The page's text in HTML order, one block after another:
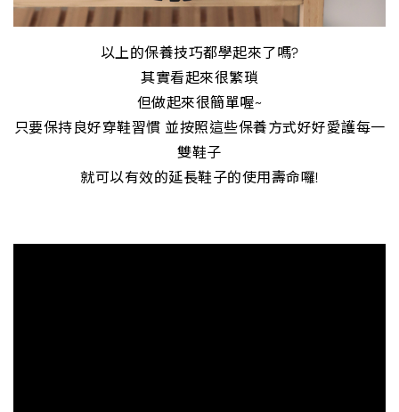
以上的保養技巧都學起來了嗎?
其實看起來很繁瑣
但做起來很簡單喔~
只要保持良好穿鞋習慣 並按照這些保養方式好好愛護每一
雙鞋子
就可以有效的延長鞋子的使用壽命囉!